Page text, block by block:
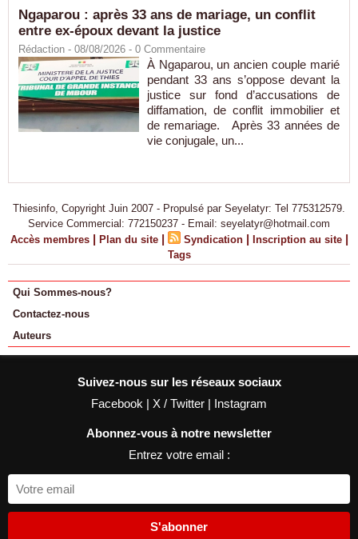
Ngaparou : après 33 ans de mariage, un conflit
entre ex-époux devant la justice
Rédaction - 08/08/2026 - 0 Commentaire
À Ngaparou, un ancien couple marié
pendant 33 ans s’oppose devant la
justice sur fond d’accusations de
diffamation, de conflit immobilier et
de remariage. Après 33 années de
vie conjugale, un...
Thiesinfo, Copyright Juin 2007 - Propulsé par Seyelatyr: Tel 775312579.
Service Commercial: 772150237 - Email: seyelatyr@hotmail.com
Accès membres | Plan du site | Syndication | Inscription au site |
Tags
Qui Sommes-nous?
Contactez-nous
Auteurs
Suivez-nous sur les réseaux sociaux
Facebook | X / Twitter | Instagram
Abonnez-vous à notre newsletter
Entrez votre email :
S'abonner